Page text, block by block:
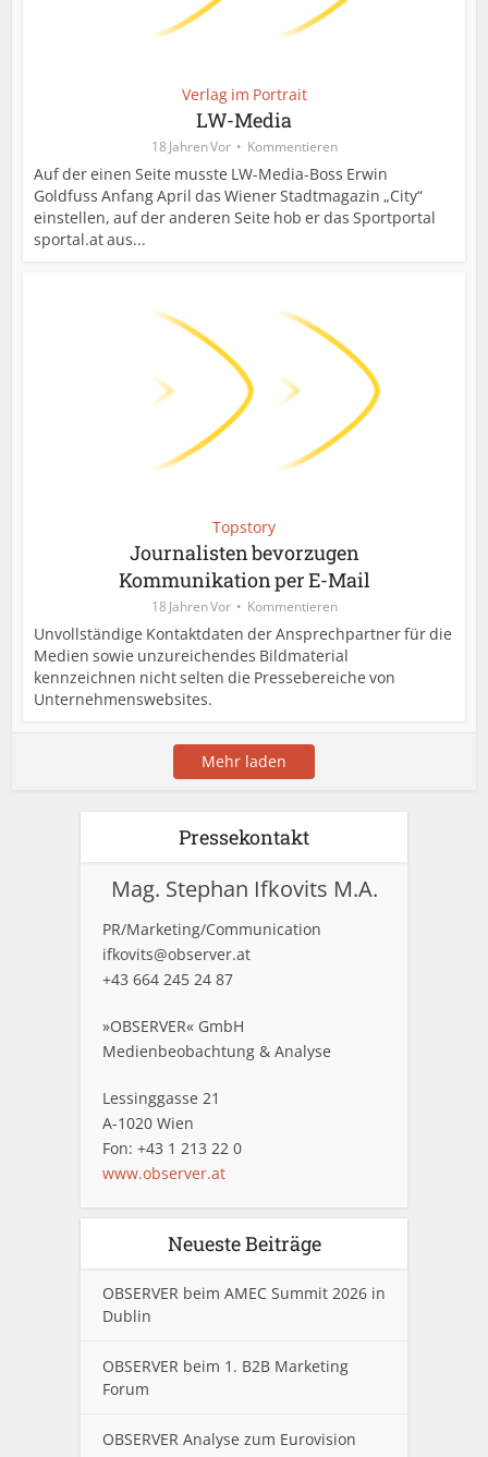
Verlag im Portrait
LW-Media
18 Jahren Vor Kommentieren
Auf der einen Seite musste LW-Media-Boss Erwin
Goldfuss Anfang April das Wiener Stadtmagazin „City“
einstellen, auf der anderen Seite hob er das Sportportal
sportal.at aus...
Topstory
Journalisten bevorzugen
Kommunikation per E-Mail
18 Jahren Vor Kommentieren
Unvollständige Kontaktdaten der Ansprechpartner für die
Medien sowie unzureichendes Bildmaterial
kennzeichnen nicht selten die Pressebereiche von
Unternehmenswebsites.
Mehr laden
Pressekontakt
Mag. Stephan Ifkovits M.A.
PR/Marketing/Communication
ifkovits@observer.at
+43 664 245 24 87
»OBSERVER« GmbH
Medienbeobachtung & Analyse
Lessinggasse 21
A-1020 Wien
Fon: +43 1 213 22 0
www.observer.at
Neueste Beiträge
OBSERVER beim AMEC Summit 2026 in
Dublin
OBSERVER beim 1. B2B Marketing
Forum
OBSERVER Analyse zum Eurovision